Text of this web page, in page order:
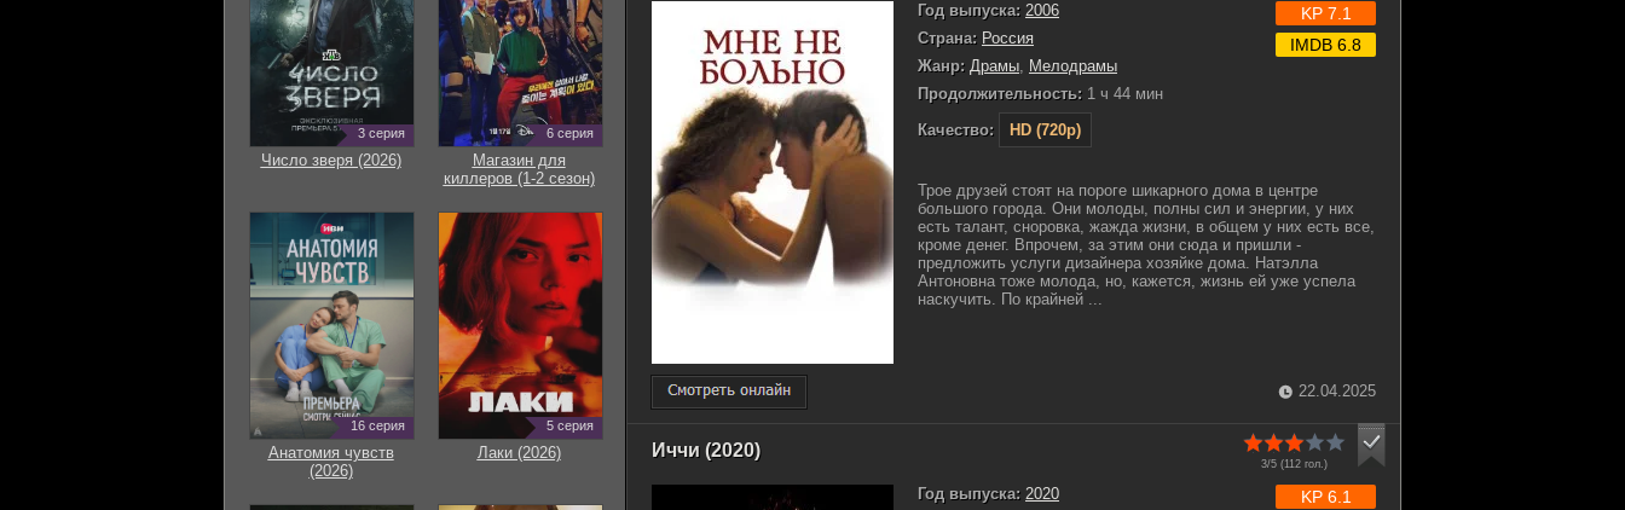
Год выпуска: 2006
Страна: Россия
Жанр: Драмы, Мелодрамы
Продолжительность: 1 ч 44 мин
Качество:
HD (720p)
KP 7.1
IMDB 6.8
Трое друзей стоят на пороге шикарного дома в центре
большого города. Они молоды, полны сил и энергии, у них
есть талант, сноровка, жажда жизни, в общем у них есть все,
кроме денег. Впрочем, за этим они сюда и пришли -
предложить услуги дизайнера хозяйке дома. Натэлла
Антоновна тоже молода, но, кажется, жизнь ей уже успела
наскучить. По крайней ...
22.04.2025
Иччи (2020)
3/5 (112 гол.)
Год выпуска: 2020
KP 6.1
3 серия
Число зверя (2026)
6 серия
Магазин для
киллеров (1-2 сезон)
16 серия
Анатомия чувств
(2026)
5 серия
Лаки (2026)